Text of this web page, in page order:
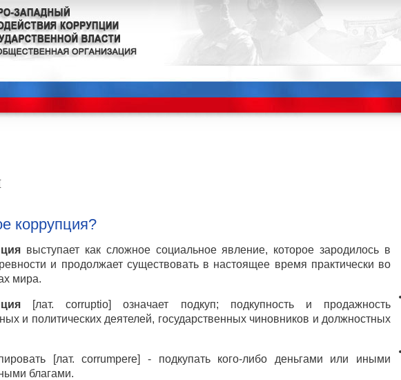
коррупция?
выступает как сложное социальное явление, которое зародилось в
и продолжает существовать в настоящее время практически во
мира.
[лат. corruptio] означает подкуп; подкупность и продажность
и политических деятелей, государственных чиновников и должностных
[лат. corrumpere] - подкупать кого-либо деньгами или иными
благами.